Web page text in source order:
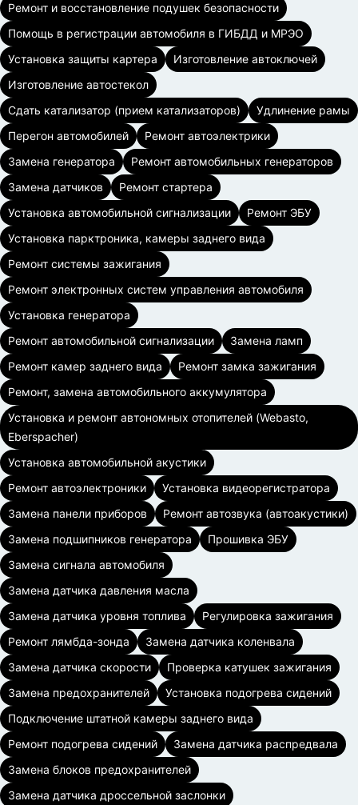
Ремонт и восстановление подушек безопасности
Помощь в регистрации автомобиля в ГИБДД и МРЭО
Установка защиты картера
Изготовление автоключей
Изготовление автостекол
Сдать катализатор (прием катализаторов)
Удлинение рамы
Перегон автомобилей
Ремонт автоэлектрики
Замена генератора
Ремонт автомобильных генераторов
Замена датчиков
Ремонт стартера
Установка автомобильной сигнализации
Ремонт ЭБУ
Установка парктроника, камеры заднего вида
Ремонт системы зажигания
Ремонт электронных систем управления автомобиля
Установка генератора
Ремонт автомобильной сигнализации
Замена ламп
Ремонт камер заднего вида
Ремонт замка зажигания
Ремонт, замена автомобильного аккумулятора
Установка и ремонт автономных отопителей (Webasto,
Eberspacher)
Установка автомобильной акустики
Ремонт автоэлектроники
Установка видеорегистратора
Замена панели приборов
Ремонт автозвука (автоакустики)
Замена подшипников генератора
Прошивка ЭБУ
Замена сигнала автомобиля
Замена датчика давления масла
Замена датчика уровня топлива
Регулировка зажигания
Ремонт лямбда-зонда
Замена датчика коленвала
Замена датчика скорости
Проверка катушек зажигания
Замена предохранителей
Установка подогрева сидений
Подключение штатной камеры заднего вида
Ремонт подогрева сидений
Замена датчика распредвала
Замена блоков предохранителей
Замена датчика дроссельной заслонки